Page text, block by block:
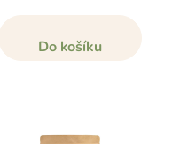
Do košíku